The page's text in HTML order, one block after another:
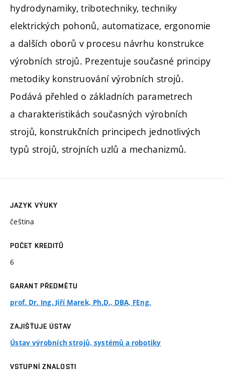
hydrodynamiky, tribotechniky, techniky
elektrických pohonů, automatizace, ergonomie
a dalších oborů v procesu návrhu konstrukce
výrobních strojů. Prezentuje současné principy
metodiky konstruování výrobních strojů.
Podává přehled o základních parametrech
a charakteristikách současných výrobních
strojů, konstrukčních principech jednotlivých
typů strojů, strojních uzlů a mechanizmů.
JAZYK VÝUKY
čeština
POČET KREDITŮ
6
GARANT PŘEDMĚTU
prof. Dr. Ing. Jiří Marek, Ph.D., DBA, FEng.
ZAJIŠŤUJE ÚSTAV
Ústav výrobních strojů, systémů a robotiky
VSTUPNÍ ZNALOSTI